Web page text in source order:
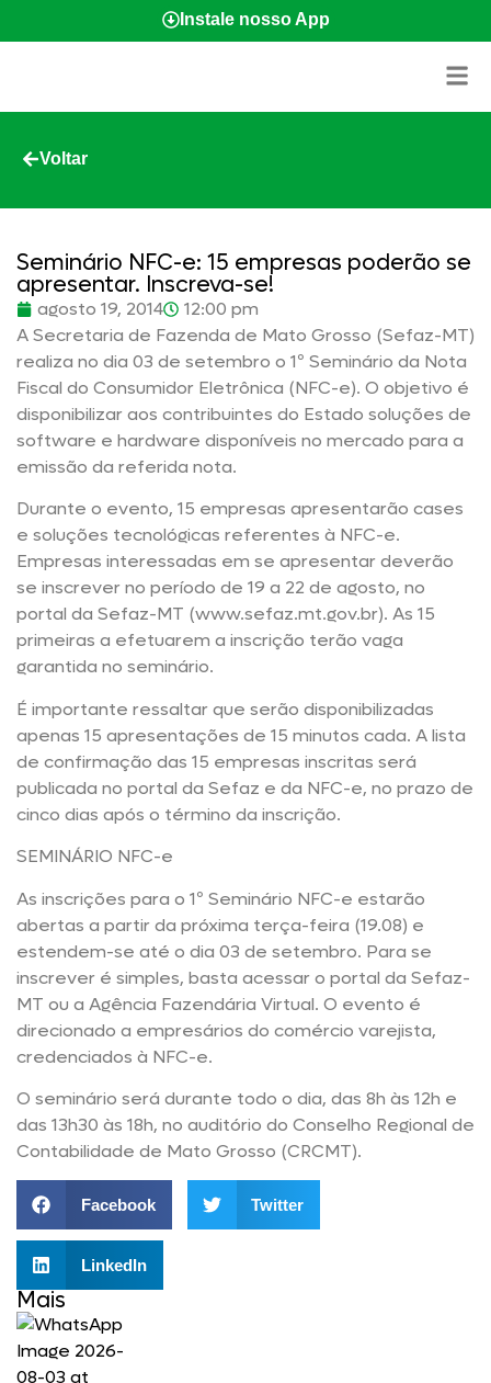
Instale nosso App
Voltar
Seminário NFC-e: 15 empresas poderão se
apresentar. Inscreva-se!
agosto 19, 2014
12:00 pm
A Secretaria de Fazenda de Mato Grosso (Sefaz-MT)
realiza no dia 03 de setembro o 1º Seminário da Nota
Fiscal do Consumidor Eletrônica (NFC-e). O objetivo é
disponibilizar aos contribuintes do Estado soluções de
software e hardware disponíveis no mercado para a
emissão da referida nota.
Durante o evento, 15 empresas apresentarão cases
e soluções tecnológicas referentes à NFC-e.
Empresas interessadas em se apresentar deverão
se inscrever no período de 19 a 22 de agosto, no
portal da Sefaz-MT (www.sefaz.mt.gov.br). As 15
primeiras a efetuarem a inscrição terão vaga
garantida no seminário.
É importante ressaltar que serão disponibilizadas
apenas 15 apresentações de 15 minutos cada. A lista
de confirmação das 15 empresas inscritas será
publicada no portal da Sefaz e da NFC-e, no prazo de
cinco dias após o término da inscrição.
SEMINÁRIO NFC-e
As inscrições para o 1º Seminário NFC-e estarão
abertas a partir da próxima terça-feira (19.08) e
estendem-se até o dia 03 de setembro. Para se
inscrever é simples, basta acessar o portal da Sefaz-
MT ou a Agência Fazendária Virtual. O evento é
direcionado a empresários do comércio varejista,
credenciados à NFC-e.
O seminário será durante todo o dia, das 8h às 12h e
das 13h30 às 18h, no auditório do Conselho Regional de
Contabilidade de Mato Grosso (CRCMT).
Facebook Twitter
LinkedIn
Mais